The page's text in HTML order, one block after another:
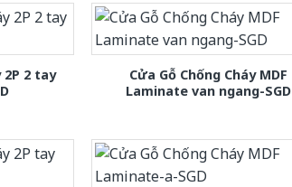
2P 2 tay
Cửa Gỗ Chống Cháy MDF
Laminate van ngang-SGD